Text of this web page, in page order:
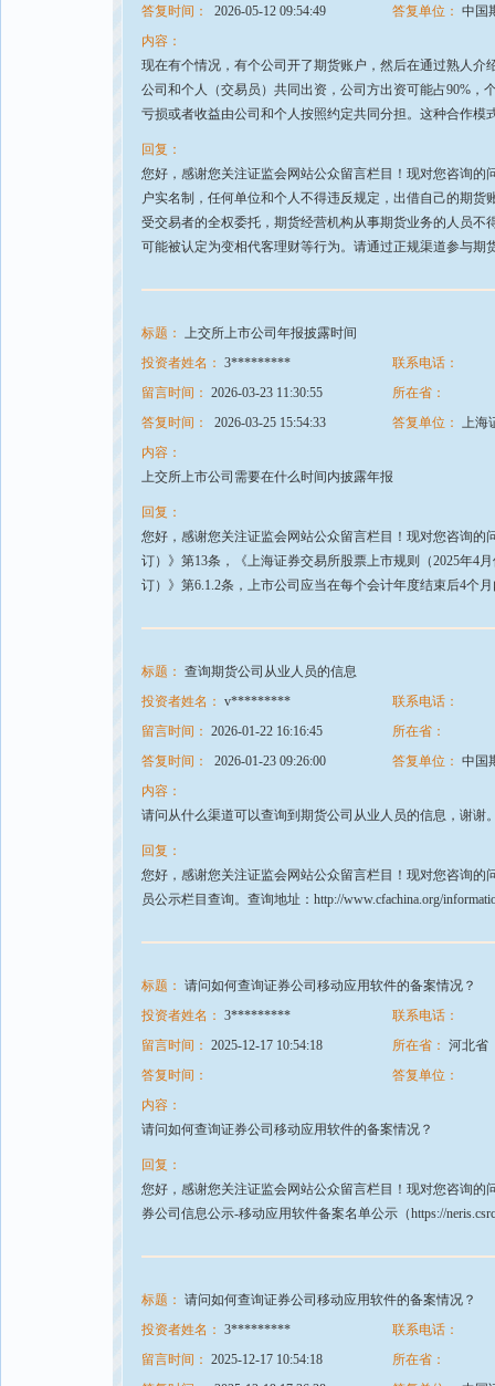
答复时间：
2026-05-12 09:54:49 答复单位： 中国
内容：
现在有个情况，有个公司开了期货账户，然后在通过熟人
公司和个人（交易员）共同出资，公司方出资可能占90%
亏损或者收益由公司和个人按照约定共同分担。这种合作
回复：
您好，感谢您关注证监会网站公众留言栏目！现对您咨询
户实名制，任何单位和个人不得违反规定，出借自己的期
受交易者的全权委托，期货经营机构从事期货业务的人员
可能被认定为变相代客理财等行为。请通过正规渠道参与
标题： 上交所上市公司年报披露时间
投资者姓名： 3*********
联系电话：
留言时间： 2026-03-23 11:30:55
所在省：
答复时间：
2026-03-25 15:54:33 答复单位： 上海
内容：
上交所上市公司需要在什么时间内披露年报
回复：
您好，感谢您关注证监会网站公众留言栏目！现对您咨询的
订）》第13条，《上海证券交易所股票上市规则（2025年4
订）》第6.1.2条，上市公司应当在每个会计年度结束后4个
标题： 查询期货公司从业人员的信息
投资者姓名： v*********
联系电话：
留言时间： 2026-01-22 16:16:45
所在省：
答复时间：
2026-01-23 09:26:00 答复单位： 中国
内容：
请问从什么渠道可以查询到期货公司从业人员的信息，谢谢
回复：
您好，感谢您关注证监会网站公众留言栏目！现对您咨询
员公示栏目查询。查询地址：http://www.cfachina.org/
标题： 请问如何查询证券公司移动应用软件的备案情况？
投资者姓名： 3*********
联系电话：
留言时间： 2025-12-17 10:54:18 所在省： 河北省
答复时间：
答复单位：
内容：
请问如何查询证券公司移动应用软件的备案情况？
回复：
您好，感谢您关注证监会网站公众留言栏目！现对您咨询
券公司信息公示-移动应用软件备案名单公示（https://
标题： 请问如何查询证券公司移动应用软件的备案情况？
投资者姓名： 3*********
联系电话：
留言时间： 2025-12-17 10:54:18
所在省：